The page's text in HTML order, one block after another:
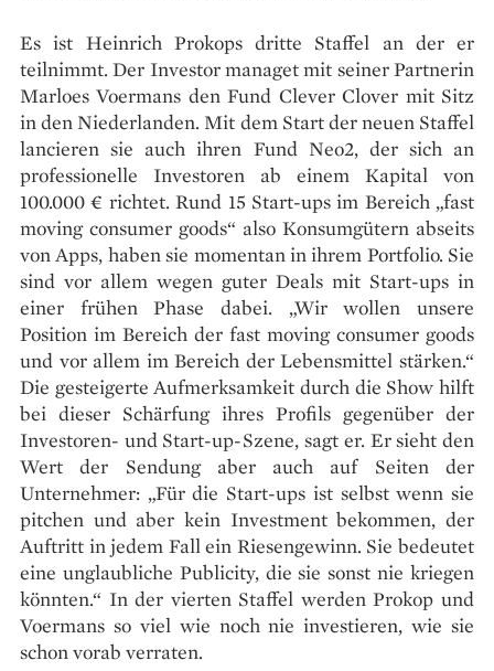
Es ist Heinrich Prokops dritte Staffel an der er
teilnimmt. Der Investor managet mit seiner Partnerin
Marloes Voermans den Fund Clever Clover mit Sitz
in den Niederlanden. Mit dem Start der neuen Staffel
lancieren sie auch ihren Fund Neo2, der sich an
professionelle Investoren ab einem Kapital von
100.000 € richtet. Rund 15 Start-ups im Bereich „fast
moving consumer goods“ also Konsumgütern abseits
von Apps, haben sie momentan in ihrem Portfolio. Sie
sind vor allem wegen guter Deals mit Start-ups in
einer frühen Phase dabei. „Wir wollen unsere
Position im Bereich der fast moving consumer goods
und vor allem im Bereich der Lebensmittel stärken.“
Die gesteigerte Aufmerksamkeit durch die Show hilft
bei dieser Schärfung ihres Profils gegenüber der
Investoren- und Start-up-Szene, sagt er. Er sieht den
Wert der Sendung aber auch auf Seiten der
Unternehmer: „Für die Start-ups ist selbst wenn sie
pitchen und aber kein Investment bekommen, der
Auftritt in jedem Fall ein Riesengewinn. Sie bedeutet
eine unglaubliche Publicity, die sie sonst nie kriegen
könnten.“ In der vierten Staffel werden Prokop und
Voermans so viel wie noch nie investieren, wie sie
schon vorab verraten.